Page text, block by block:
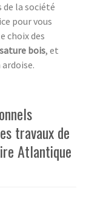
de la société
pour vous
choix des
bois, et
ardoise.
travaux de
Atlantique